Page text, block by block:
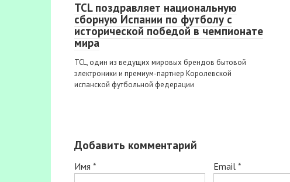
TCL поздравляет национальную
сборную Испании по футболу с
исторической победой в чемпионате
мира
TCL, один из ведущих мировых брендов бытовой
электроники и премиум-партнер Королевской
испанской футбольной федерации
Добавить комментарий
Имя * Email *